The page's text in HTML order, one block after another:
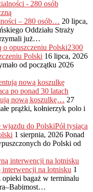
– 280 osób… 20 lipca,
Oddziału Straży
już…
2300
Polski 16 lipca, 2026
od początku 2026
nową koszulkę… 27
prążki, kołnierzyk polo i
Pół tysiąca
1 sierpnia, 2026 Ponad
do Polski od
interwencji na lotnisku 1
opieki bagaż w terminalu